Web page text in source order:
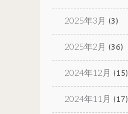
2025年3月 (3)
2025年2月 (36)
2024年12月 (15)
2024年11月 (17)